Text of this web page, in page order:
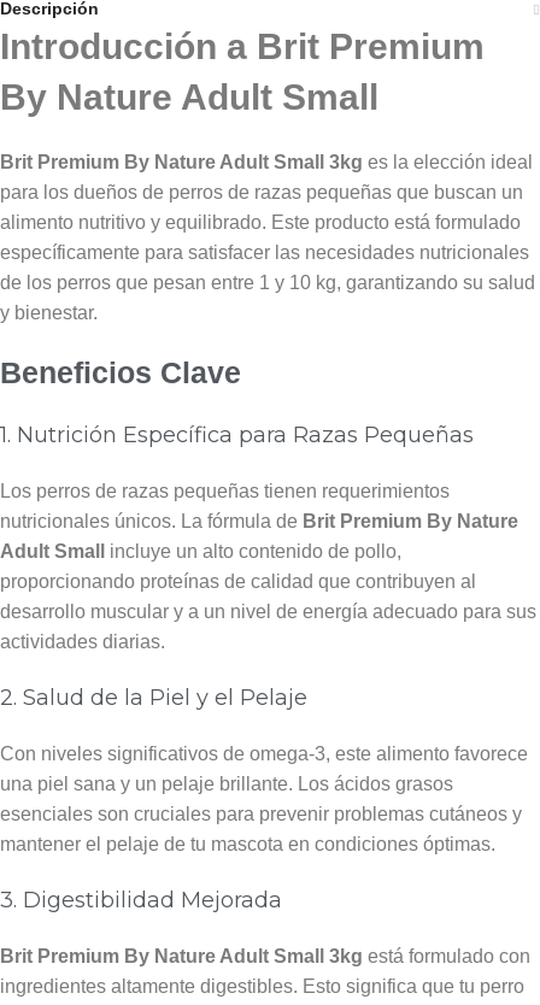
Descripción
Introducción a Brit Premium
By Nature Adult Small
Brit Premium By Nature Adult Small 3kg es la elección ideal
para los dueños de perros de razas pequeñas que buscan un
alimento nutritivo y equilibrado. Este producto está formulado
específicamente para satisfacer las necesidades nutricionales
de los perros que pesan entre 1 y 10 kg, garantizando su salud
y bienestar.
Beneficios Clave
1. Nutrición Específica para Razas Pequeñas
Los perros de razas pequeñas tienen requerimientos
nutricionales únicos. La fórmula de Brit Premium By Nature
Adult Small
incluye un alto contenido de pollo,
proporcionando proteínas de calidad que contribuyen al
desarrollo muscular y a un nivel de energía adecuado para sus
actividades diarias.
2. Salud de la Piel y el Pelaje
Con niveles significativos de omega-3, este alimento favorece
una piel sana y un pelaje brillante. Los ácidos grasos
esenciales son cruciales para prevenir problemas cutáneos y
mantener el pelaje de tu mascota en condiciones óptimas.
3. Digestibilidad Mejorada
Brit Premium By Nature Adult Small 3kg está formulado con
ingredientes altamente digestibles. Esto significa que tu perro